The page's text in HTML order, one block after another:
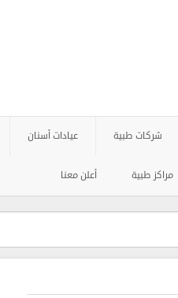
شركات طبية عيادات أسنان
مراكز طبية أعلن معنا